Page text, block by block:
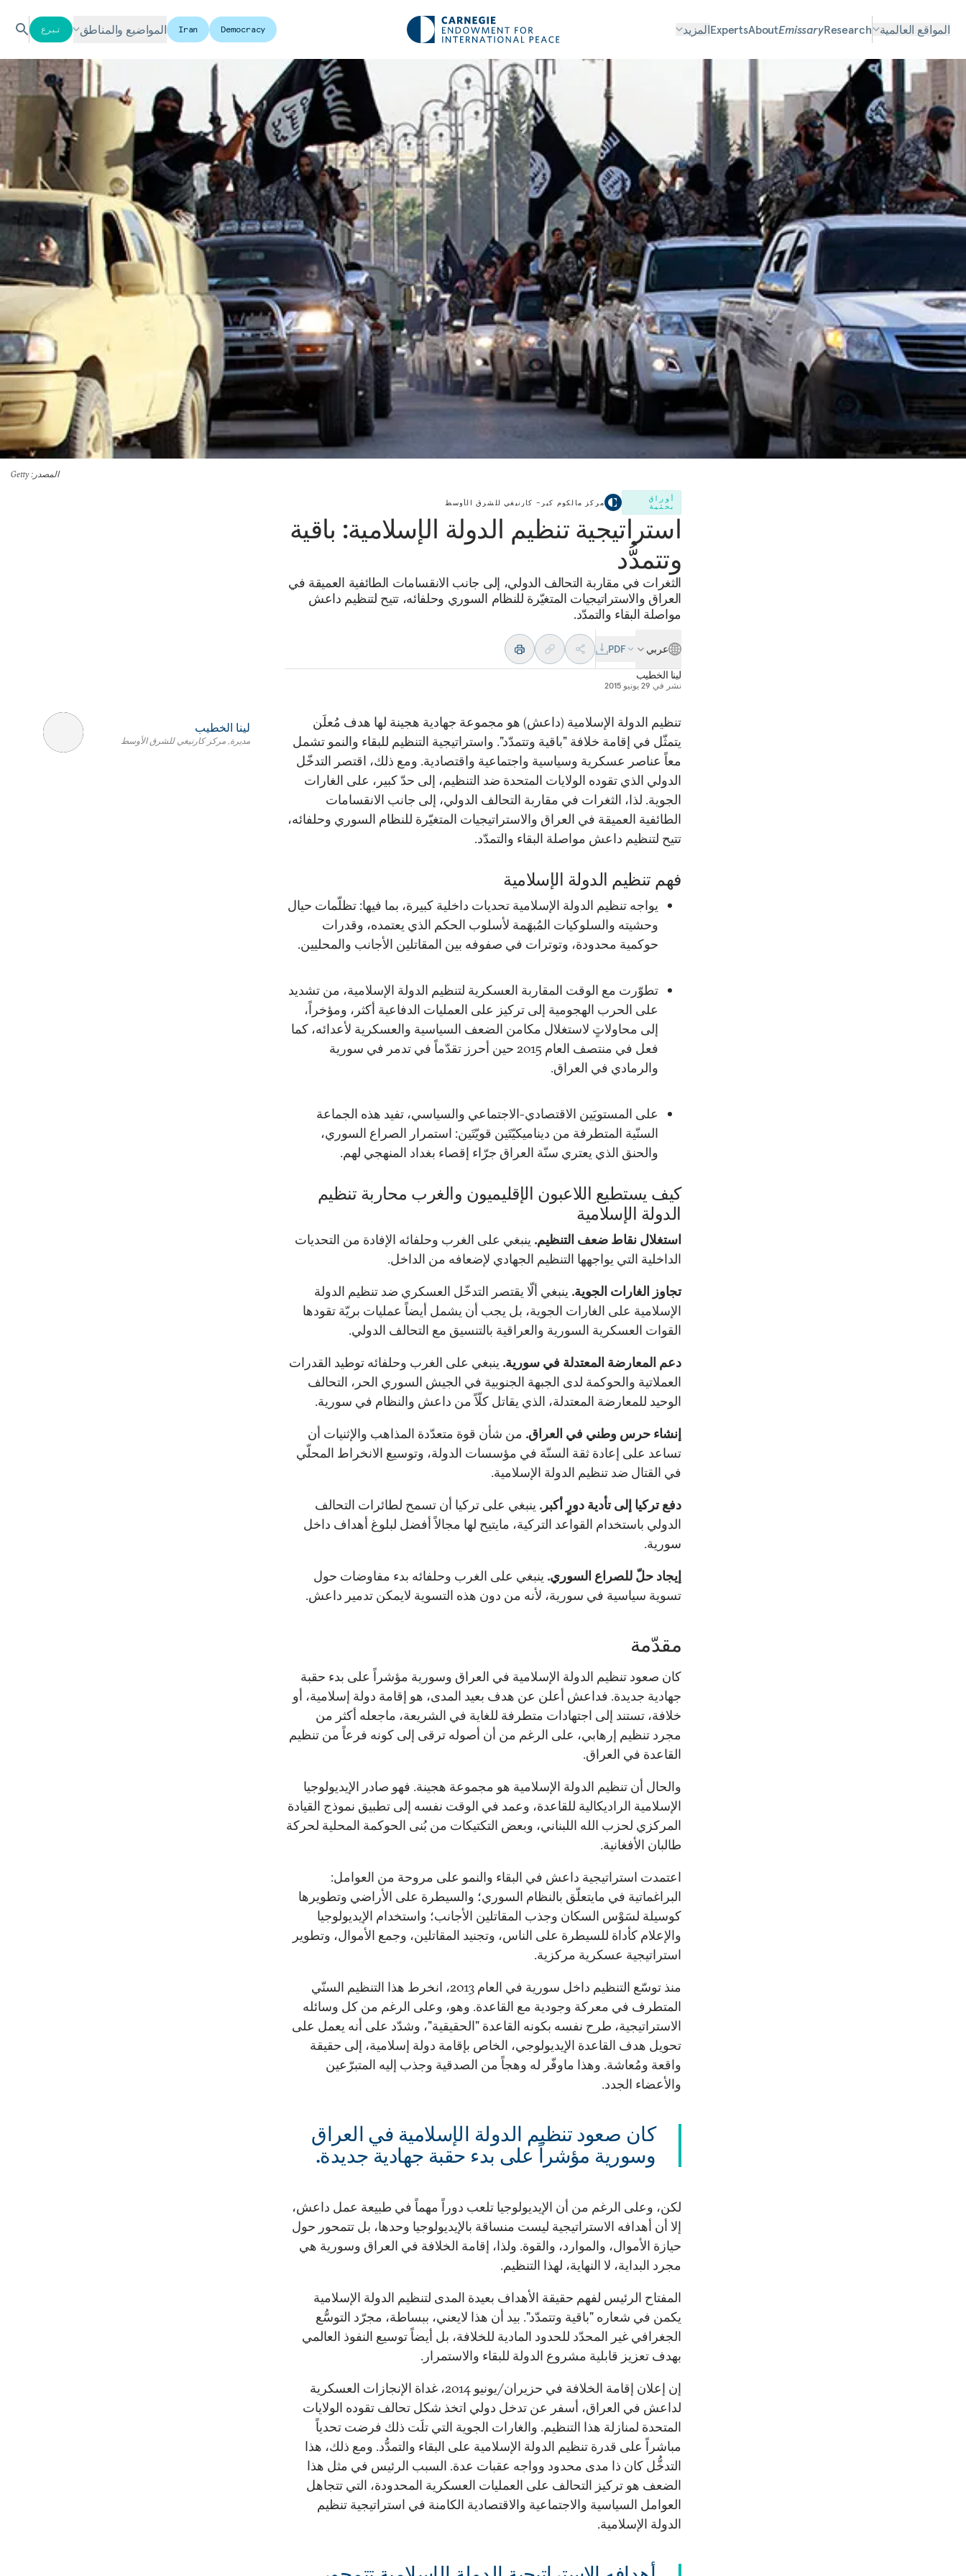
المواقع العالمية Research
Emissary
About
Expertsالمزيد Democracy
Iran المواضيع والمناطق تبرع
المصدر : Getty
أوراق
بحثية
مركز مالكوم كير– كارنيغي للشرق الأوسط
استراتيجية تنظيم الدولة الإسلامية: باقية
وتتمدُّد
الثغرات في مقاربة التحالف الدولي، إلى جانب الانقسامات الطائفية العميقة في
العراق والاستراتيجيات المتغيّرة للنظام السوري وحلفائه، تتيح لتنظيم داعش
مواصلة البقاء والتمدّد.
عربي
PDF
لينا الخطيب
نشر في 29 يونيو 2015
تنظيم الدولة الإسلامية (داعش) هو مجموعة جهادية هجينة لها هدف مُعلَن
يتمثّل في إقامة خلافة "باقية وتتمدّد". واستراتيجية التنظيم للبقاء والنمو تشمل
معاً عناصر عسكرية وسياسية واجتماعية واقتصادية. ومع ذلك، اقتصر التدخّل
الدولي الذي تقوده الولايات المتحدة ضد التنظيم، إلى حدّ كبير، على الغارات
الجوية. لذا، الثغرات في مقاربة التحالف الدولي، إلى جانب الانقسامات
الطائفية العميقة في العراق والاستراتيجيات المتغيّرة للنظام السوري وحلفائه،
تتيح لتنظيم داعش مواصلة البقاء والتمدّد.
فهم تنظيم الدولة الإسلامية
يواجه تنظيم الدولة الإسلامية تحديات داخلية كبيرة، بما فيها: تظلّمات حيال
وحشيته والسلوكيات المُبهَمة لأسلوب الحكم الذي يعتمده، وقدرات
حوكمية محدودة، وتوترات في صفوفه بين المقاتلين الأجانب والمحليين.
تطوّرت مع الوقت المقاربة العسكرية لتنظيم الدولة الإسلامية، من تشديد
على الحرب الهجومية إلى تركيز على العمليات الدفاعية أكثر، ومؤخراً،
إلى محاولاتٍ لاستغلال مكامن الضعف السياسية والعسكرية لأعدائه، كما
فعل في منتصف العام 2015 حين أحرز تقدّماً في تدمر في سورية
والرمادي في العراق.
على المستويَين الاقتصادي-الاجتماعي والسياسي، تفيد هذه الجماعة
السنّية المتطرفة من ديناميكيّتَين قويّتَين: استمرار الصراع السوري،
والحنق الذي يعتري سنّة العراق جرّاء إقصاء بغداد المنهجي لهم.
كيف يستطيع اللاعبون الإقليميون والغرب محاربة تنظيم
الدولة الإسلامية
استغلال نقاط ضعف التنظيم. ينبغي على الغرب وحلفائه الإفادة من التحديات
الداخلية التي يواجهها التنظيم الجهادي لإضعافه من الداخل.
تجاوز الغارات الجوية. ينبغي ألّا يقتصر التدخّل العسكري ضد تنظيم الدولة
الإسلامية على الغارات الجوية، بل يجب أن يشمل أيضاً عمليات بريّة تقودها
القوات العسكرية السورية والعراقية بالتنسيق مع التحالف الدولي.
دعم المعارضة المعتدلة في سورية. ينبغي على الغرب وحلفائه توطيد القدرات
العملاتية والحوكمة لدى الجبهة الجنوبية في الجيش السوري الحر، التحالف
الوحيد للمعارضة المعتدلة، الذي يقاتل كلّاً من داعش والنظام في سورية.
إنشاء حرس وطني في العراق. من شأن قوة متعدّدة المذاهب والإثنيات أن
تساعد على إعادة ثقة السنّة في مؤسسات الدولة، وتوسيع الانخراط المحلّي
في القتال ضد تنظيم الدولة الإسلامية.
دفع تركيا إلى تأدية دورٍ أكبر. ينبغي على تركيا أن تسمح لطائرات التحالف
الدولي باستخدام القواعد التركية، مايتيح لها مجالاً أفضل لبلوغ أهداف داخل
سورية.
إيجاد حلّ للصراع السوري. ينبغي على الغرب وحلفائه بدء مفاوضات حول
تسوية سياسية في سورية، لأنه من دون هذه التسوية لايمكن تدمير داعش.
مقدّمة
كان صعود تنظيم الدولة الإسلامية في العراق وسورية مؤشراً على بدء حقبة
جهادية جديدة. فداعش أعلن عن هدف بعيد المدى، هو إقامة دولة إسلامية، أو
خلافة، تستند إلى اجتهادات متطرفة للغاية في الشريعة، ماجعله أكثر من
مجرد تنظيم إرهابي، على الرغم من أن أصوله ترقى إلى كونه فرعاً من تنظيم
القاعدة في العراق.
والحال أن تنظيم الدولة الإسلامية هو مجموعة هجينة. فهو صادر الإيديولوجيا
الإسلامية الراديكالية للقاعدة، وعمد في الوقت نفسه إلى تطبيق نموذج القيادة
المركزي لحزب الله اللبناني، وبعض التكتيكات من بُنى الحوكمة المحلية لحركة
طالبان الأفغانية.
اعتمدت استراتيجية داعش في البقاء والنمو على مروحة من العوامل:
البراغماتية في مايتعلّق بالنظام السوري؛ والسيطرة على الأراضي وتطويرها
كوسيلة لسَوْس السكان وجذب المقاتلين الأجانب؛ واستخدام الإيديولوجيا
والإعلام كأداة للسيطرة على الناس، وتجنيد المقاتلين، وجمع الأموال، وتطوير
استراتيجية عسكرية مركزية.
منذ توسّع التنظيم داخل سورية في العام 2013، انخرط هذا التنظيم السنّي
المتطرف في معركة وجودية مع القاعدة. وهو، وعلى الرغم من كل وسائله
الاستراتيجية، طرح نفسه بكونه القاعدة "الحقيقية"، وشدّد على أنه يعمل على
تحويل هدف القاعدة الإيديولوجي، الخاص بإقامة دولة إسلامية، إلى حقيقة
واقعة ومُعاشة. وهذا ماوفّر له وهجاً من الصدقية وجذب إليه المتبرّعين
والأعضاء الجدد.
كان صعود تنظيم الدولة الإسلامية في العراق
وسورية مؤشراً على بدء حقبة جهادية جديدة.
لكن، وعلى الرغم من أن الإيديولوجيا تلعب دوراً مهماً في طبيعة عمل داعش،
إلا أن أهدافه الاستراتيجية ليست منساقة بالإيديولوجيا وحدها، بل تتمحور حول
حيازة الأموال، والموارد، والقوة. ولذا، إقامة الخلافة في العراق وسورية هي
مجرد البداية، لا النهاية، لهذا التنظيم.
المفتاح الرئيس لفهم حقيقة الأهداف بعيدة المدى لتنظيم الدولة الإسلامية
يكمن في شعاره "باقية وتتمدّد". بيد أن هذا لايعني، ببساطة، مجرّد التوسُّع
الجغرافي غير المحدّد للحدود المادية للخلافة، بل أيضاً توسيع النفوذ العالمي
بهدف تعزيز قابلية مشروع الدولة للبقاء والاستمرار.
إن إعلان إقامة الخلافة في حزيران/يونيو 2014، غداة الإنجازات العسكرية
لداعش في العراق، أسفر عن تدخل دولي اتخذ شكل تحالف تقوده الولايات
المتحدة لمنازلة هذا التنظيم. والغارات الجوية التي تلَت ذلك فرضت تحدياً
مباشراً على قدرة تنظيم الدولة الإسلامية على البقاء والتمدُّد. ومع ذلك، هذا
التدخُّل كان ذا مدى محدود وواجه عقبات عدة. السبب الرئيس في مثل هذا
الضعف هو تركيز التحالف على العمليات العسكرية المحدودة، التي تتجاهل
العوامل السياسية والاجتماعية والاقتصادية الكامنة في استراتيجية تنظيم
الدولة الإسلامية.
لينا الخطيب
مديرة, مركز كارنيغي للشرق الأوسط